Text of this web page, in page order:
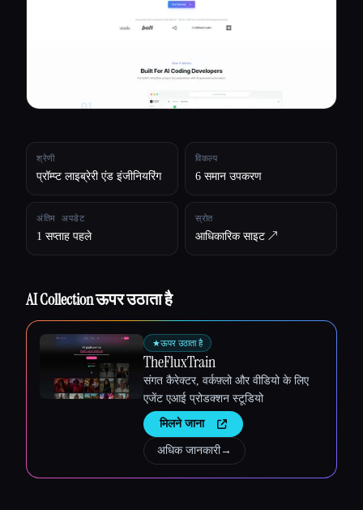
श्रेणी
प्रॉम्प्ट लाइब्रेरी एंड इंजीनियरिंग
विकल्प
6 समान उपकरण
अंतिम अपडेट
1 सप्ताह पहले
स्रोत
आधिकारिक साइट ↗︎
AI Collection ऊपर उठाता है
★ऊपर उठाता है
TheFluxTrain
संगत कैरेक्टर, वर्कफ़्लो और वीडियो के लिए
एजेंट एआई प्रोडक्शन स्टूडियो
मिलने जाना
अधिक जानकारी→